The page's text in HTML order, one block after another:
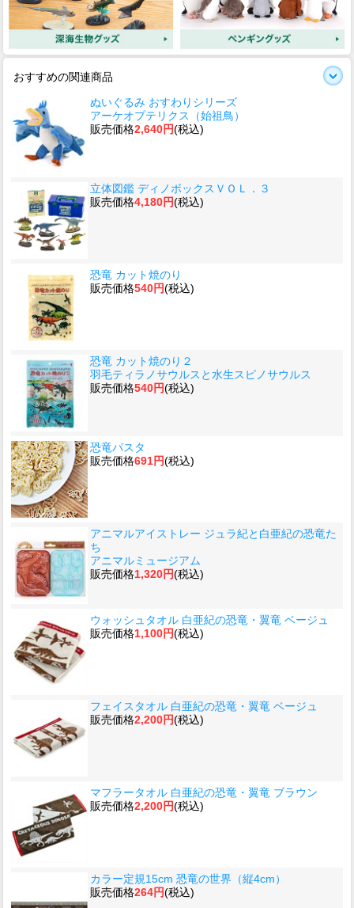
おすすめの関連商品
ぬいぐるみ おすわりシリーズ
アーケオプテリクス（始祖鳥）
販売価格2,640円(税込)
立体図鑑 ディノボックスＶＯＬ．３
販売価格4,180円(税込)
恐竜 カット焼のり
販売価格540円(税込)
恐竜 カット焼のり２
羽毛ティラノサウルスと水生スピノサウルス
販売価格540円(税込)
恐竜パスタ
販売価格691円(税込)
アニマルアイストレー ジュラ紀と白亜紀の恐竜た
ち
アニマルミュージアム
販売価格1,320円(税込)
ウォッシュタオル 白亜紀の恐竜・翼竜 ベージュ
販売価格1,100円(税込)
フェイスタオル 白亜紀の恐竜・翼竜 ベージュ
販売価格2,200円(税込)
マフラータオル 白亜紀の恐竜・翼竜 ブラウン
販売価格2,200円(税込)
カラー定規15cm 恐竜の世界（縦4cm）
販売価格264円(税込)